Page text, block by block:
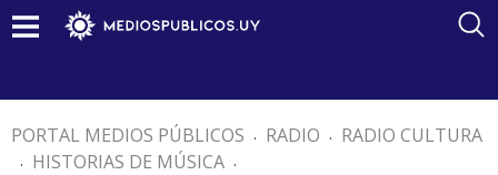
PORTAL MEDIOS PÚBLICOS . RADIO . RADIO CULTURA
. HISTORIAS DE MÚSICA .